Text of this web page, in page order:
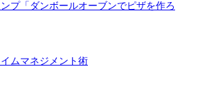
プ「ダンボールオーブンでピザを作ろ
ムマネジメント術